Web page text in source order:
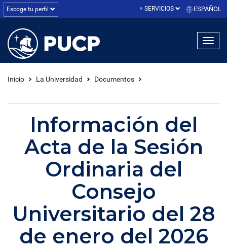
Escoge tu perfil SERVICIOS ESPAÑOL
Inicio La Universidad Documentos
Información del
Acta de la Sesión
Ordinaria del
Consejo
Universitario del 28
de enero del 2026